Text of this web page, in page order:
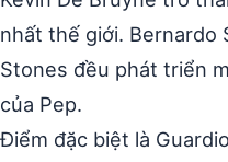
nhất thế giới. Bernardo
Stones đều phát triển
của Pep.
Điểm đặc biệt là